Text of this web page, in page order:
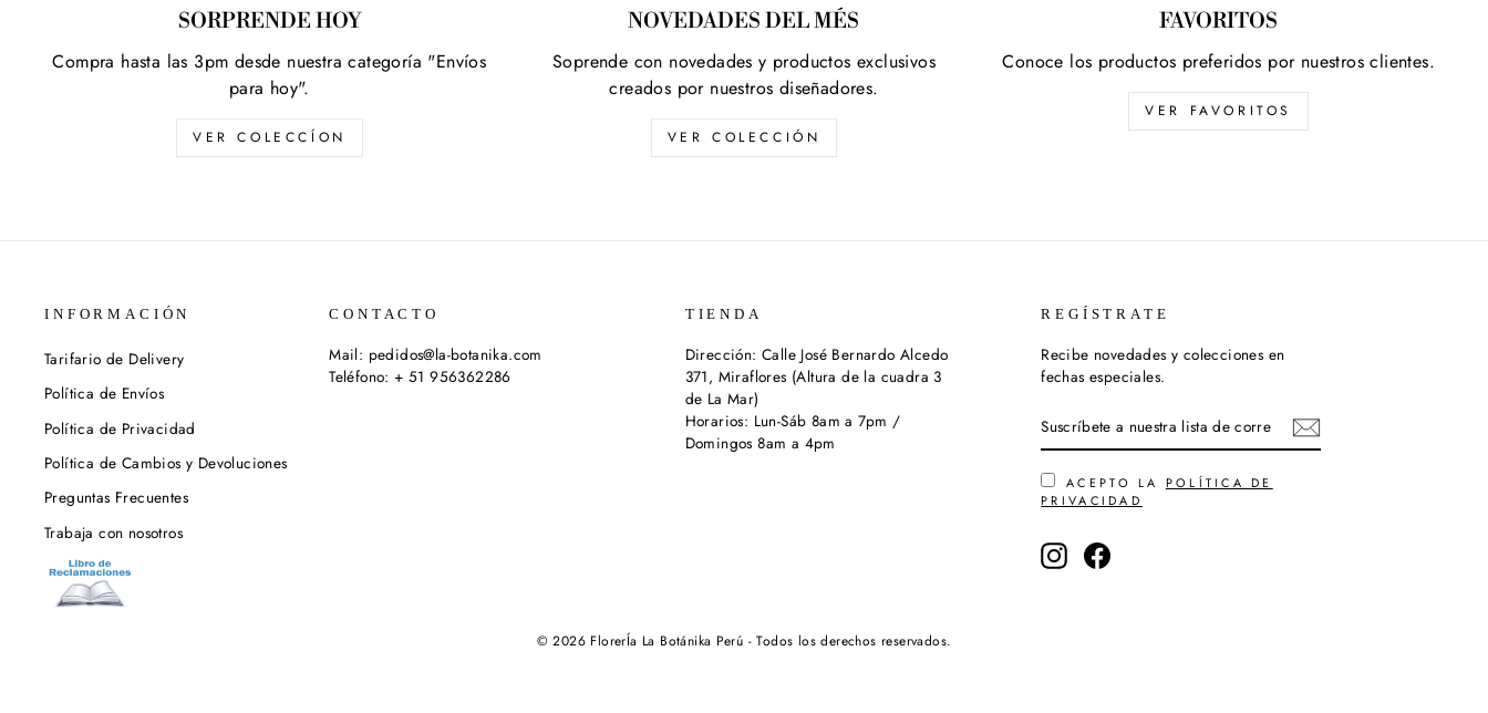
SORPRENDE HOY
Compra hasta las 3pm desde nuestra categoría "Envíos
para hoy".
VER COLECCÍON
NOVEDADES DEL MÉS
Soprende con novedades y productos exclusivos
creados por nuestros diseñadores.
VER COLECCIÓN
FAVORITOS
Conoce los productos preferidos por nuestros clientes.
VER FAVORITOS
INFORMACIÓN
Tarifario de Delivery
Política de Envíos
Política de Privacidad
Política de Cambios y Devoluciones
Preguntas Frecuentes
Trabaja con nosotros
CONTACTO
Mail: pedidos@la-botanika.com
Teléfono: + 51 956362286
TIENDA
Dirección: Calle José Bernardo Alcedo
371, Miraflores (Altura de la cuadra 3
de La Mar)
Horarios: Lun-Sáb 8am a 7pm /
Domingos 8am a 4pm
REGÍSTRATE
Recibe novedades y colecciones en
fechas especiales.
A
NUESTRA
DE
CORREO
ACEPTO LA POLÍTICA DE
PRIVACIDAD
InstagramFacebook
© 2026 FlorerÍa La Botánika Perú - Todos los derechos reservados.